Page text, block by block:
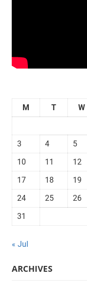
M
T W
3
4 5
10
11 12
17
18 19
24
25 26
31
« Jul
ARCHIVES